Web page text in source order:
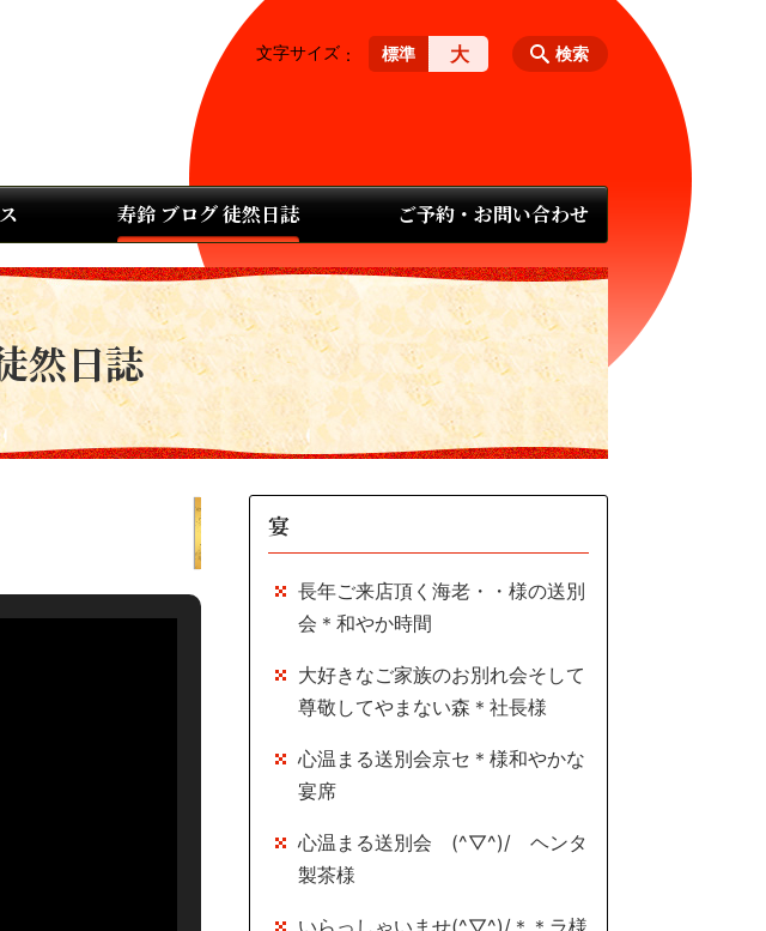
寿鈴 ブログ 徒然日誌 ご予約・お問い合わせ
検索
文字サイズ 標準 大
然日誌
宴
長年ご来店頂く海老・・様の送別
会＊和やか時間
大好きなご家族のお別れ会そして
尊敬してやまない森＊社長様
心温まる送別会京セ＊様和やかな
宴席
心温まる送別会 (^▽^)/ ヘンタ
製茶様
いらっしゃいませ(^▽^)/＊＊ラ様